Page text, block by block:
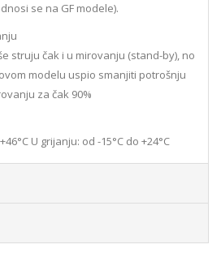
se na GF modele).
struju čak i u mirovanju (stand-by), no
modelu uspio smanjiti potrošnju
za čak 90%
U grijanju: od -15°C do +24°C